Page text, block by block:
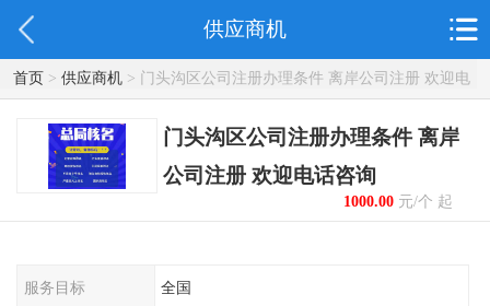
供应商机
首页> 供应商机> 门头沟区公司注册办理条件 离岸公司注册 欢迎电
话咨询
门头沟区公司注册办理条件 离岸
公司注册 欢迎电话咨询
1000.00元/个 起
服务目标 全国